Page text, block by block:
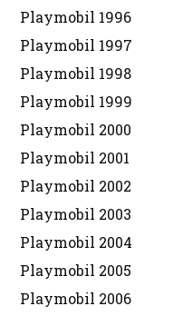
Playmobil 1996
Playmobil 1997
Playmobil 1998
Playmobil 1999
Playmobil 2000
Playmobil 2001
Playmobil 2002
Playmobil 2003
Playmobil 2004
Playmobil 2005
Playmobil 2006